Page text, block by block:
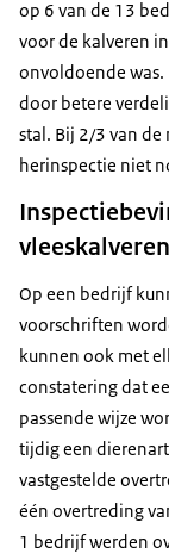
op 6 van de 13
voor de kalveren
onvoldoende was.
door betere
stal. Bij 2/3 van
herinspectie niet
Op een bedrijf
voorschriften
kunnen ook met
constatering dat
passende wijze
tijdig een
vastgestelde
één overtreding
1 bedrijf werden